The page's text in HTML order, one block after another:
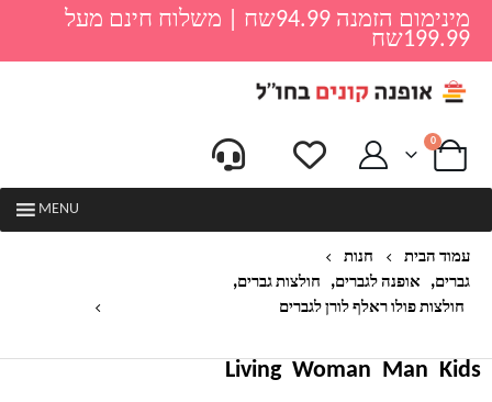
מינימום הזמנה 94.99שח | משלוח חינם מעל
199.99שח
0
MENU
עמוד הבית
חנות
גברים, אופנה לגברים, חולצות גברים,
חולצות פולו ראלף לורן לגברים
Kids
Man
Woman
Living